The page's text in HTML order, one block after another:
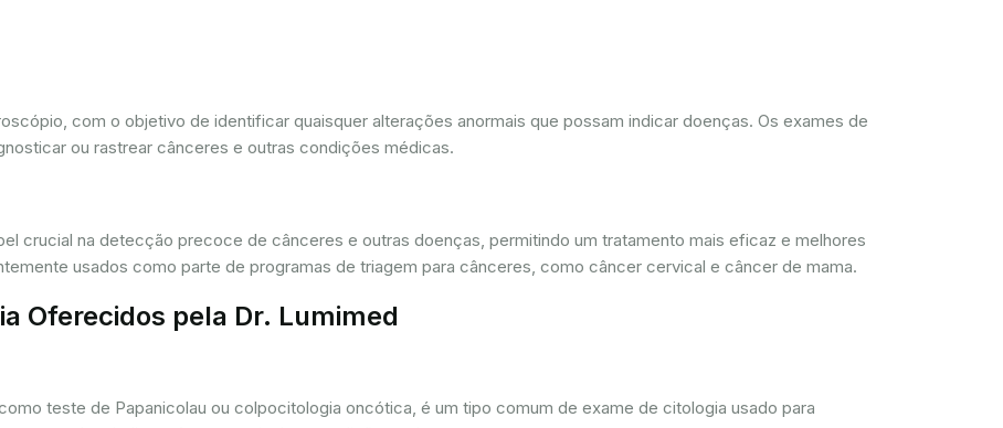
com o objetivo de identificar quaisquer alterações anormais que possam indicar doenças. Os exames de
ou rastrear cânceres e outras condições médicas.
crucial na detecção precoce de cânceres e outras doenças, permitindo um tratamento mais eficaz e melhores
usados como parte de programas de triagem para cânceres, como câncer cervical e câncer de mama.
Oferecidos pela Dr. Lumimed
teste de Papanicolau ou colpocitologia oncótica, é um tipo comum de exame de citologia usado para